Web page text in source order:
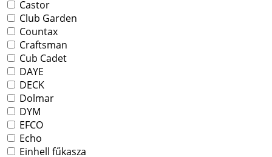
Castor
Club Garden
Countax
Craftsman
Cub Cadet
DAYE
DECK
Dolmar
DYM
EFCO
Echo
Einhell fűkasza